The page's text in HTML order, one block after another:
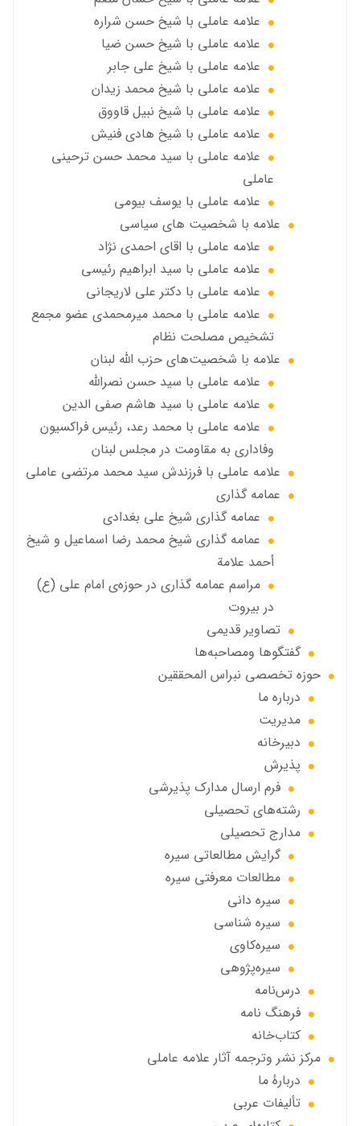
علامه عاملي با شيخ حسن شراره
علامه عاملي با شيخ حسن ضيا
علامه عاملي با شيخ علي جابر
علامه عاملي با شيخ محمد زيدان
علامه عاملي با شيخ نبيل قاووق
علامه عاملي با شیخ هادی فنیش
علامه عاملي با سيد محمد حسن ترحيني
عاملي
علامه عاملي با يوسف بيومی
علامه با شخصیت های سیاسی
علامه عاملي با اقای احمدی نژاد
علامه عاملي با سید ابراهیم رئیسی
علامه عاملي با دكتر علي لاريجاني
علامه عاملي با محمد میرمحمدی عضو مجمع
تشخیص مصلحت نظام
علامه با شخصیت‌های حزب الله لبنان
علامه عاملي با سيد حسن نصرالله
علامه عاملي با سيد هاشم صفي الدين
علامه عاملي با محمد رعد، رئیس فراکسیون
وفاداری به مقاومت در مجلس لبنان
علامه عاملي با فرزندش سید محمد مرتضی عاملی
عمامه گذاری
عمامه گذاری شیخ علی بغدادی
عمامه گذاری شيخ محمد رضا اسماعيل و شيخ
أحمد علامة
مراسم عمامه گذاری در حوزه‌ی امام علی (ع)
در بیروت
تصاویر قديمي
گفتگوها ومصاحبه‌ها
حوزه تخصصی نبراس المحققین
درباره ما
مديريت
دبيرخانه
پذيرش
فرم ارسال مدارك پذيرشى
رشته‌هاي تحصيلي
مدارج تحصیلی
گرايش مطالعاتي سیره
مطالعات معرفتی سیره
سیره دانی
سیره شناسی
سیره‌کاوی
سیره‌پژوهی
درس‌نامه
فرهنگ نامه
کتاب‌خانه
مركز نشر وترجمه آثار علامه عاملی
دربارهٔ ما
تألیفات عربی